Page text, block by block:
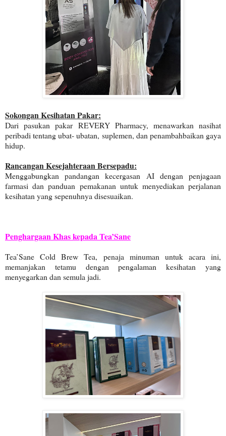
Sokongan Kesihatan Pakar:
Dari pasukan pakar REVERY Pharmacy, menawarkan nasihat
peribadi tentang ubat- ubatan, suplemen, dan penambahbaikan gaya
hidup.
Rancangan Kesejahteraan Bersepadu:
Menggabungkan pandangan kecergasan AI dengan penjagaan
farmasi dan panduan pemakanan untuk menyediakan perjalanan
kesihatan yang sepenuhnya disesuaikan.
Penghargaan Khas kepada Tea’Sane
Tea’Sane Cold Brew Tea, penaja minuman untuk acara ini,
memanjakan tetamu dengan pengalaman kesihatan yang
menyegarkan dan semula jadi.